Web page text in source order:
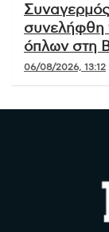
συνελήφθη
όπλων στη
06/08/2026, 13:12